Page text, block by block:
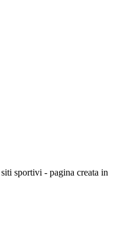
sportivi - pagina creata in